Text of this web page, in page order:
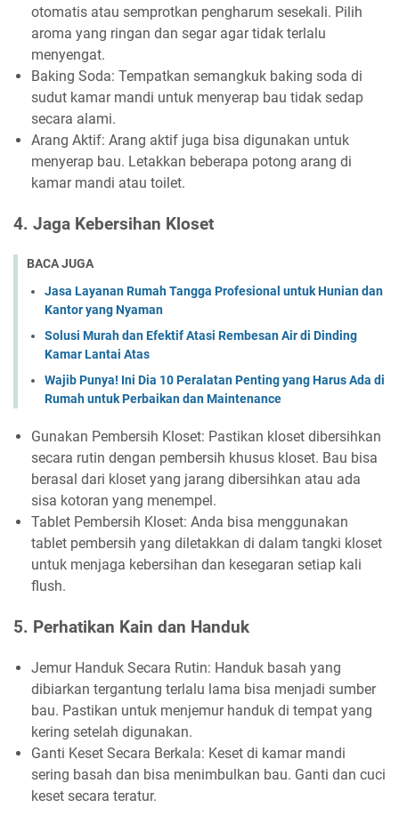
otomatis atau semprotkan pengharum sesekali. Pilih
aroma yang ringan dan segar agar tidak terlalu
menyengat.
Baking Soda: Tempatkan semangkuk baking soda di
sudut kamar mandi untuk menyerap bau tidak sedap
secara alami.
Arang Aktif: Arang aktif juga bisa digunakan untuk
menyerap bau. Letakkan beberapa potong arang di
kamar mandi atau toilet.
4. Jaga Kebersihan Kloset
BACA JUGA
Jasa Layanan Rumah Tangga Profesional untuk Hunian dan
Kantor yang Nyaman
Solusi Murah dan Efektif Atasi Rembesan Air di Dinding
Kamar Lantai Atas
Wajib Punya! Ini Dia 10 Peralatan Penting yang Harus Ada di
Rumah untuk Perbaikan dan Maintenance
Gunakan Pembersih Kloset: Pastikan kloset dibersihkan
secara rutin dengan pembersih khusus kloset. Bau bisa
berasal dari kloset yang jarang dibersihkan atau ada
sisa kotoran yang menempel.
Tablet Pembersih Kloset: Anda bisa menggunakan
tablet pembersih yang diletakkan di dalam tangki kloset
untuk menjaga kebersihan dan kesegaran setiap kali
flush.
5. Perhatikan Kain dan Handuk
Jemur Handuk Secara Rutin: Handuk basah yang
dibiarkan tergantung terlalu lama bisa menjadi sumber
bau. Pastikan untuk menjemur handuk di tempat yang
kering setelah digunakan.
Ganti Keset Secara Berkala: Keset di kamar mandi
sering basah dan bisa menimbulkan bau. Ganti dan cuci
keset secara teratur.